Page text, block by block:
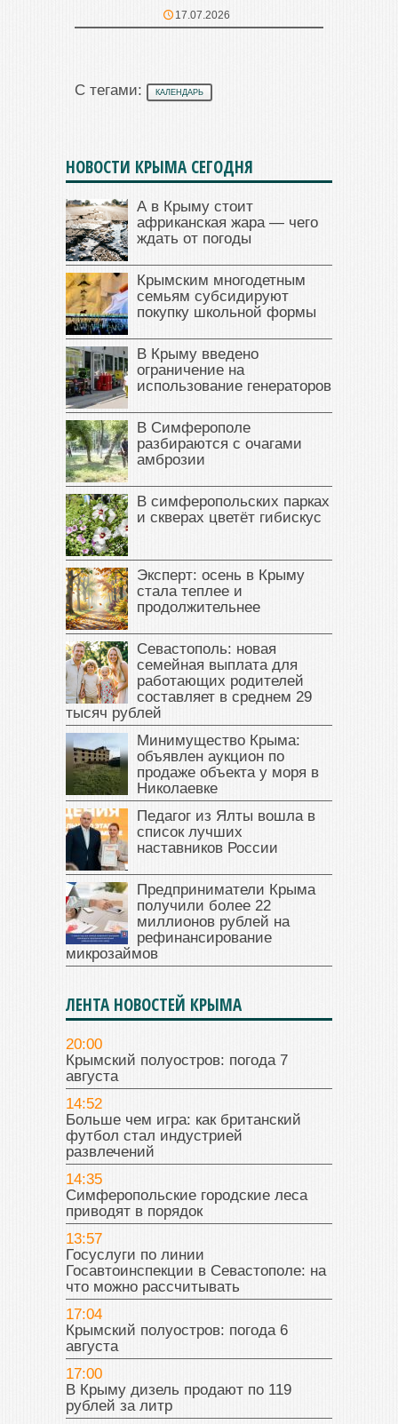
17.07.2026
С тегами: КАЛЕНДАРЬ
НОВОСТИ КРЫМА СЕГОДНЯ
А в Крыму стоит
африканская жара — чего
ждать от погоды
Крымским многодетным
семьям субсидируют
покупку школьной формы
В Крыму введено
ограничение на
использование генераторов
В Симферополе
разбираются с очагами
амброзии
В симферопольских парках
и скверах цветёт гибискус
Эксперт: осень в Крыму
стала теплее и
продолжительнее
Севастополь: новая
семейная выплата для
работающих родителей
составляет в среднем 29
тысяч рублей
Минимущество Крыма:
объявлен аукцион по
продаже объекта у моря в
Николаевке
Педагог из Ялты вошла в
список лучших
наставников России
Предприниматели Крыма
получили более 22
миллионов рублей на
рефинансирование
микрозаймов
ЛЕНТА НОВОСТЕЙ КРЫМА
20:00
Крымский полуостров: погода 7
августа
14:52
Больше чем игра: как британский
футбол стал индустрией
развлечений
14:35
Симферопольские городские леса
приводят в порядок
13:57
Госуслуги по линии
Госавтоинспекции в Севастополе: на
что можно рассчитывать
17:04
Крымский полуостров: погода 6
августа
17:00
В Крыму дизель продают по 119
рублей за литр